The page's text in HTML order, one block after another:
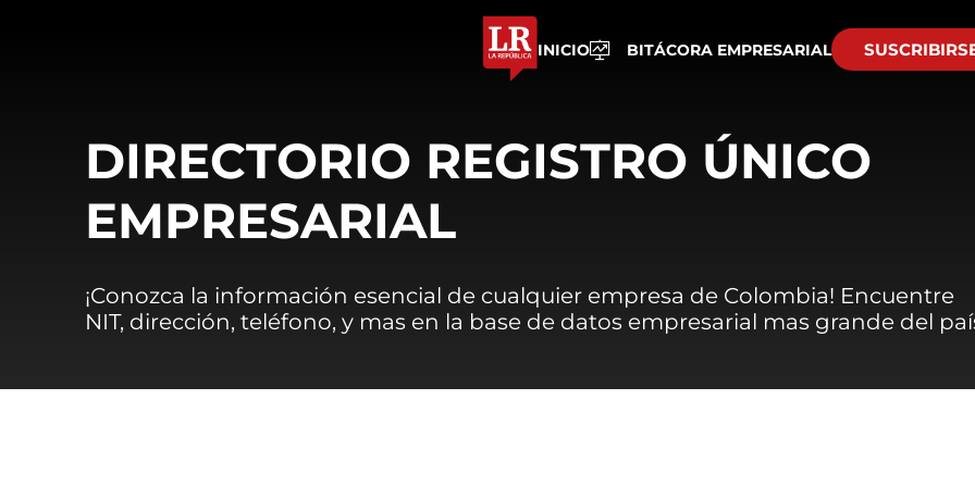
INICIO BITÁCORA EMPRESARIAL
DIRECTORIO REGISTRO ÚNICO
EMPRESARIAL
¡Conozca la información esencial de cualquier empresa de Colombia! Encuentre
NIT, dirección, teléfono, y mas en la base de datos empresarial mas grande del